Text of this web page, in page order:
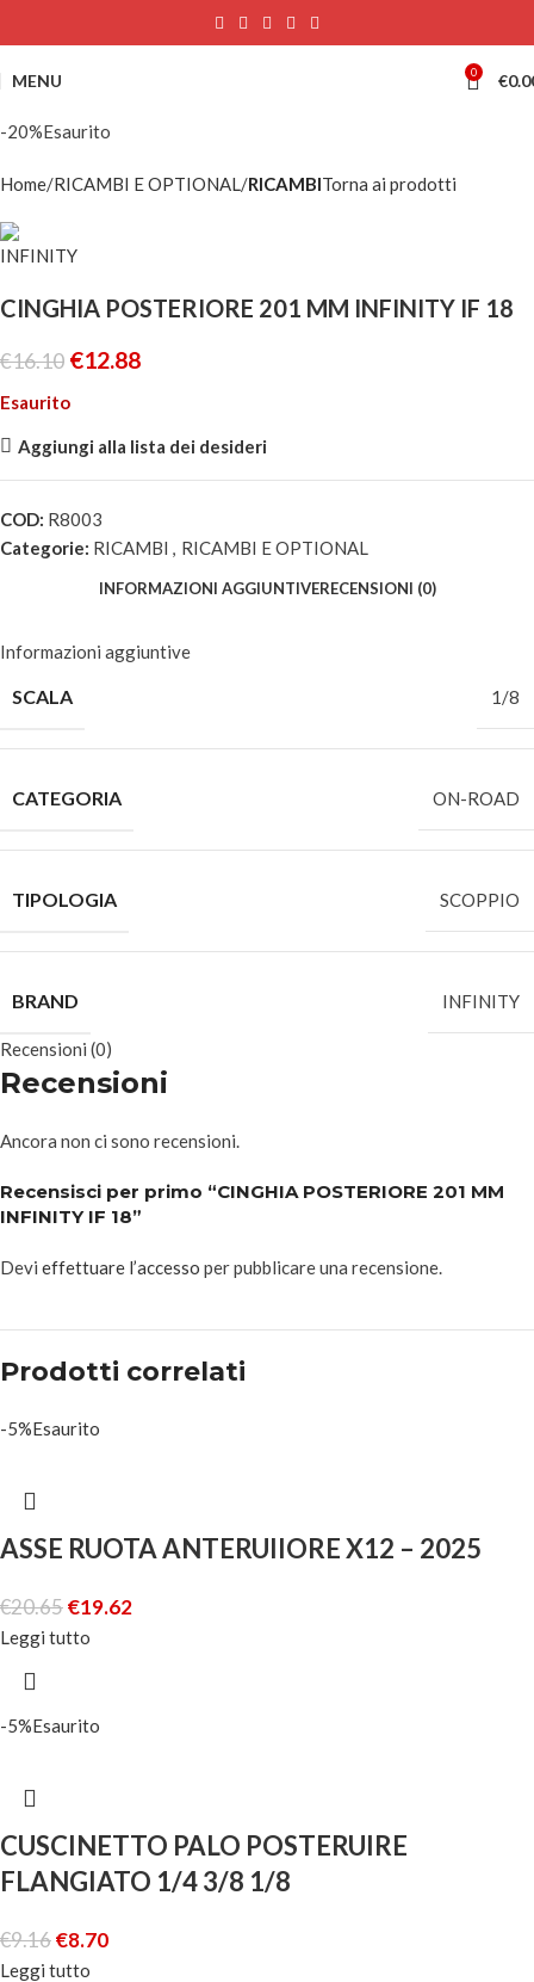
MENU 0 €
-20%Esaurito
Home RICAMBI E OPTIONAL RICAMBITorna ai prodotti
CINGHIA POSTERIORE 201 MM INFINITY IF 18
€16.10 €12.88
Esaurito
Aggiungi alla lista dei desideri
COD: R8003
Categorie: RICAMBI , RICAMBI E OPTIONAL
INFORMAZIONI AGGIUNTIVERECENSIONI (0)
Informazioni aggiuntive
SCALA 1/8
CATEGORIA ON-ROAD
TIPOLOGIA SCOPPIO
BRAND INFINITY
Recensioni (0)
Recensioni
Ancora non ci sono recensioni.
Recensisci per primo “CINGHIA POSTERIORE 201 MM
INFINITY IF 18”
Devi effettuare l’accesso per pubblicare una recensione.
Prodotti correlati
-5%Esaurito
ASSE RUOTA ANTERUIIORE X12 – 2025
€20.65€19.62
Leggi tutto
-5%Esaurito
CUSCINETTO PALO POSTERUIRE
FLANGIATO 1/4 3/8 1/8
€9.16€8.70
Leggi tutto